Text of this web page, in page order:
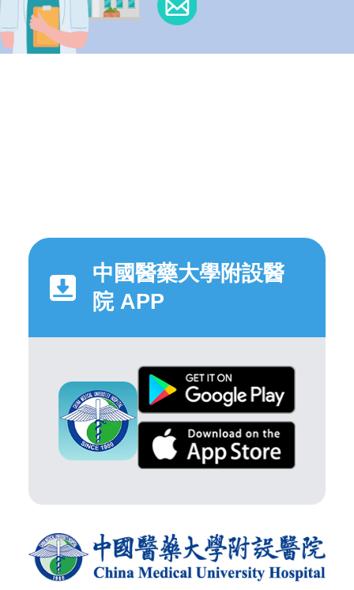
中國醫藥大學附設醫
院 APP